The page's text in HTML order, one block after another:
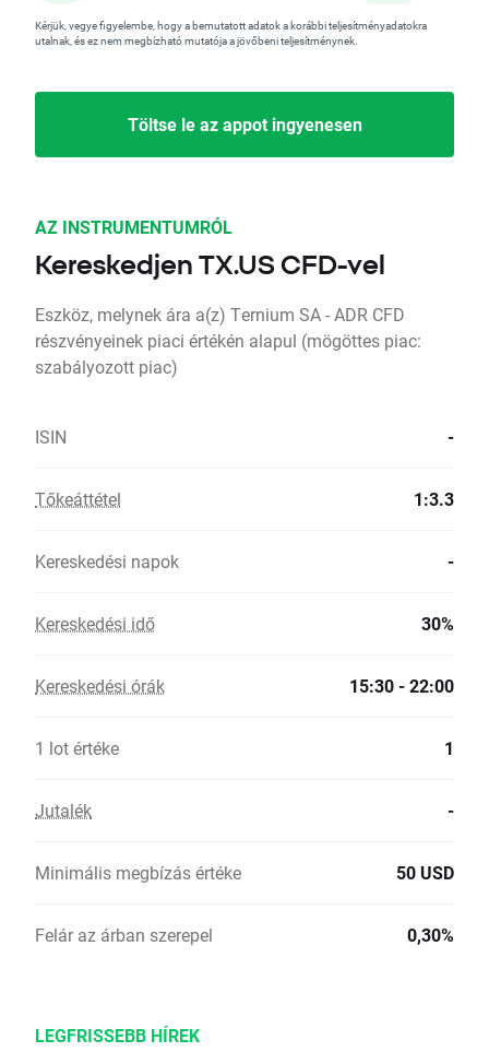
Kérjük, vegye figyelembe, hogy a bemutatott adatok a korábbi teljesítményadatokra
utalnak, és ez nem megbízható mutatója a jövőbeni teljesítménynek.
Töltse le az appot ingyenesen
AZ INSTRUMENTUMRÓL
Kereskedjen TX.US CFD-vel
Eszköz, melynek ára a(z) Ternium SA - ADR CFD
részvényeinek piaci értékén alapul (mögöttes piac:
szabályozott piac)
ISIN -
Tőkeáttétel 1:3.3
Kereskedési napok -
Kereskedési idő 30%
Kereskedési órák 15:30 - 22:00
1 lot értéke 1
Jutalék -
Minimális megbízás értéke 50 USD
Felár az árban szerepel 0,30%
LEGFRISSEBB HÍREK